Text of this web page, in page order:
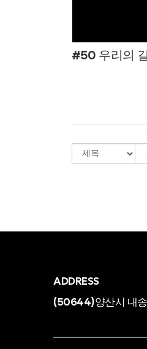
#50 우리의
ADDRESS
(50644)양산시 내